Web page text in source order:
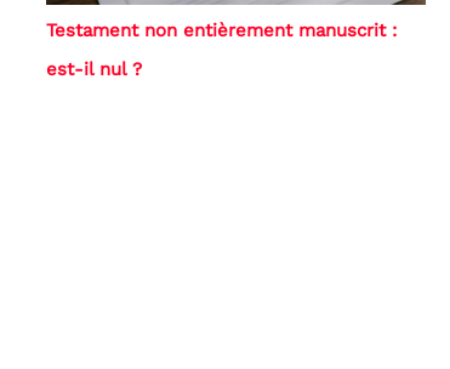
Testament non entièrement manuscrit :
est-il nul ?